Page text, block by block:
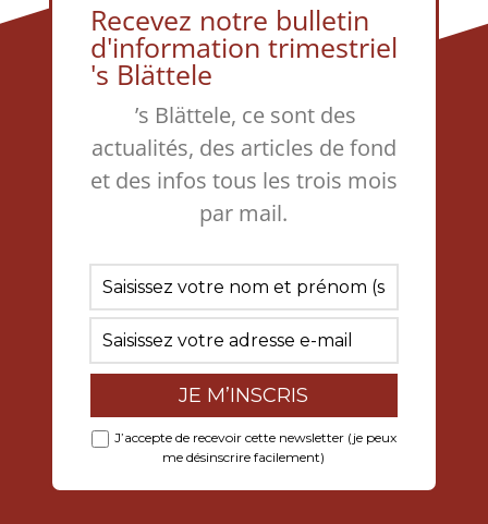
Recevez notre bulletin
d'information trimestriel
's Blättele
’s Blättele, ce sont des
actualités, des articles de fond
et des infos tous les trois mois
par mail.
J’accepte de recevoir cette newsletter (je peux
me désinscrire facilement)